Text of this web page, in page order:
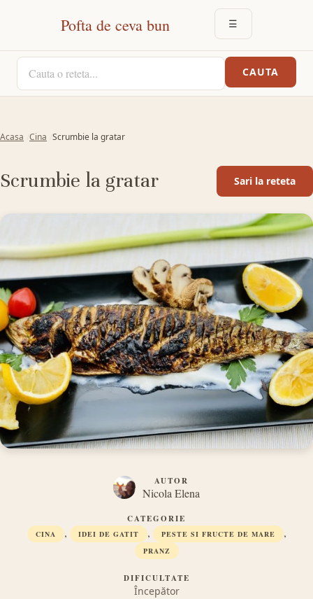
Pofta de ceva bun ☰DESCHIDE
CAUTA O RETETA
CAUTA
Acasa Cina Scrumbie la gratar
Scrumbie la gratar Sari la reteta
AUTOR
Nicola Elena
CATEGORIE
CINA , IDEI DE GATIT , PESTE SI FRUCTE DE MARE ,
PRANZ
DIFICULTATE
Începător